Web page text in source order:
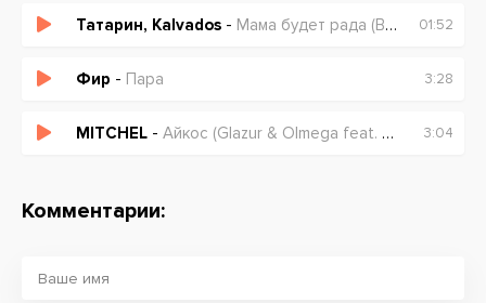
Татарин, Kalvados - Мама будет рада (BID0NCI0N Remix) 01:52
Фир - Пара 3:28
MITCHEL - Айкос (Glazur & Olmega feat. Soahx Remix) 3:04
Комментарии: